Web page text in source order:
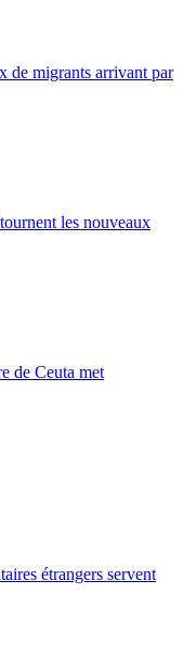
de migrants arrivant par
les nouveaux
de Ceuta met
étrangers servent